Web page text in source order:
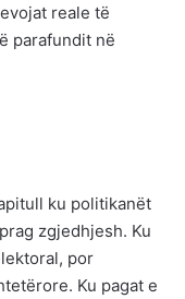
reale të
parafundit në
ku politikanët
zgjedhjesh. Ku
por
Ku pagat e